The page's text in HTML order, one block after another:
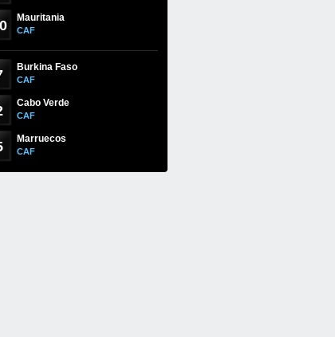
Mauritania
CAF
Burkina Faso
CAF
Cabo Verde
CAF
Marruecos
CAF